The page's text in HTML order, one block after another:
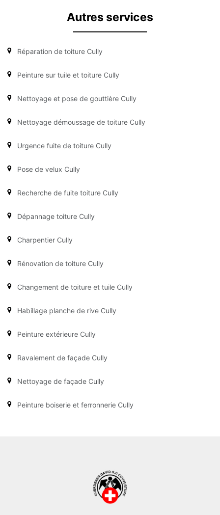
Autres services
Réparation de toiture Cully
Peinture sur tuile et toiture Cully
Nettoyage et pose de gouttière Cully
Nettoyage démoussage de toiture Cully
Urgence fuite de toiture Cully
Pose de velux Cully
Recherche de fuite toiture Cully
Dépannage toiture Cully
Charpentier Cully
Rénovation de toiture Cully
Changement de toiture et tuile Cully
Habillage planche de rive Cully
Peinture extérieure Cully
Ravalement de façade Cully
Nettoyage de façade Cully
Peinture boiserie et ferronnerie Cully